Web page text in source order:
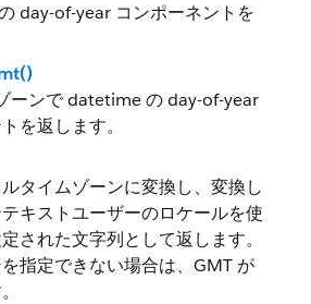
day-of-year コンポーネントを
ーンで datetime の day-of-year
を返します。
タイムゾーンに変換し、変換し
キストユーザーのロケールを使
された文字列として返します。
指定できない場合は、GMT が